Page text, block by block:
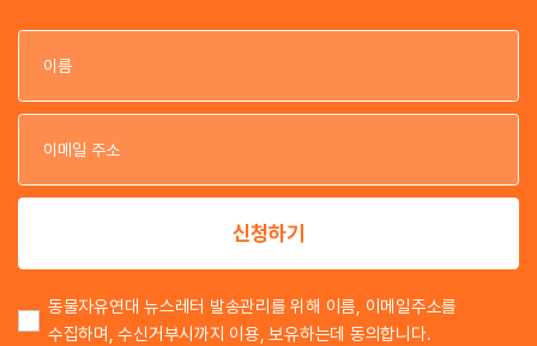
이
이
신청하기
동물자유연대 뉴스레터 발송관리를 위해 이름, 이메일주소를
수집하며, 수신거부시까지 이용, 보유하는데 동의합니다.